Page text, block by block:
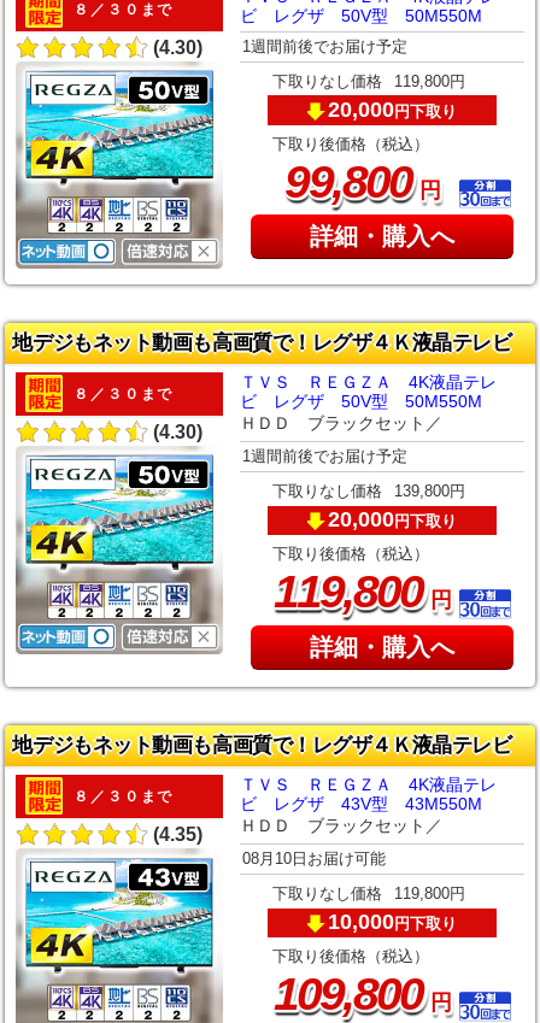
８／３０まで
(4.30)
ビ レグザ 50V型 50M550M
1週間前後でお届け予定
下取りなし価格 119,800円
20,000円下取り
下取り後価格（税込）
99,800円
詳細・購入へ
地デジもネット動画も高画質で！レグザ４Ｋ液晶テレビ
８／３０まで
(4.30)
ＴＶＳ ＲＥＧＺＡ 4K液晶テレ
ビ レグザ 50V型 50M550M
ＨＤＤ ブラックセット／
1週間前後でお届け予定
下取りなし価格 139,800円
20,000円下取り
下取り後価格（税込）
119,800円
詳細・購入へ
地デジもネット動画も高画質で！レグザ４Ｋ液晶テレビ
８／３０まで
(4.35)
ＴＶＳ ＲＥＧＺＡ 4K液晶テレ
ビ レグザ 43V型 43M550M
ＨＤＤ ブラックセット／
08月10日お届け可能
下取りなし価格 119,800円
10,000円下取り
下取り後価格（税込）
109,800円